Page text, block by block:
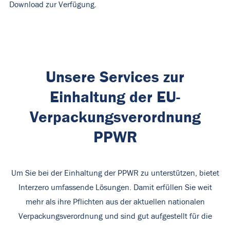
Download zur Verfügung.
Unsere Services zur
Einhaltung der EU-
Verpackungsverordnung
PPWR
Um Sie bei der Einhaltung der PPWR zu unterstützen, bietet
Interzero umfassende Lösungen. Damit erfüllen Sie weit
mehr als ihre Pflichten aus der aktuellen nationalen
Verpackungsverordnung und sind gut aufgestellt für die